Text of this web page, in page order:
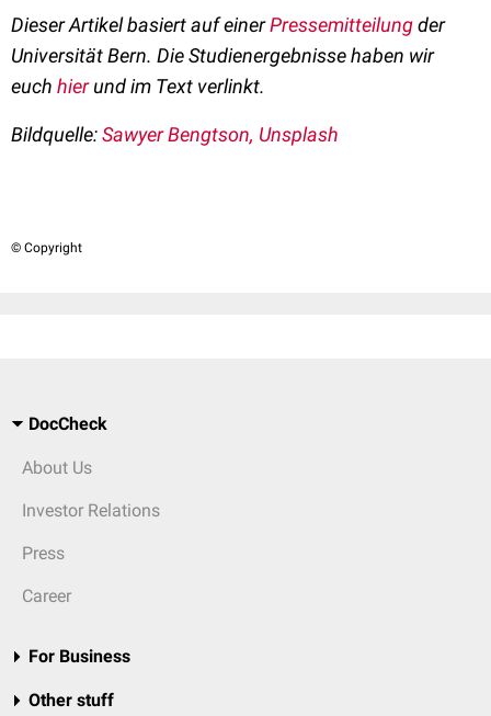
Dieser Artikel basiert auf einerPressemitteilungder
Universität Bern. Die Studienergebnisse haben wir
euch hierund im Text verlinkt.
Bildquelle:Sawyer Bengtson, Unsplash
© Copyright
DocCheck
About Us
Investor Relations
Press
Career
For Business
Other stuff